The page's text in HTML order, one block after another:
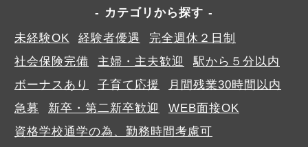
カテゴリから探す
未経験OK
経験者優遇
完全週休２日制
社会保険完備
主婦・主夫歓迎
駅から５分以内
ボーナスあり
子育て応援
月間残業30時間以内
急募
新卒・第二新卒歓迎
WEB面接OK
資格学校通学の為、勤務時間考慮可